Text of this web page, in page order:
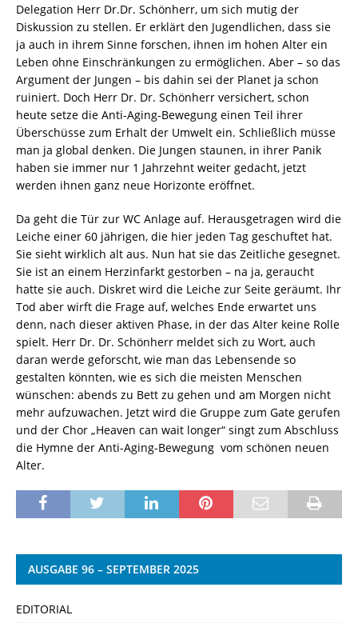
Delegation Herr Dr.Dr. Schönherr, um sich mutig der
Diskussion zu stellen. Er erklärt den Jugendlichen, dass sie
ja auch in ihrem Sinne forschen, ihnen im hohen Alter ein
Leben ohne Einschränkungen zu ermöglichen. Aber – so das
Argument der Jungen – bis dahin sei der Planet ja schon
ruiniert. Doch Herr Dr. Dr. Schönherr versichert, schon
heute setze die Anti-Aging-Bewegung einen Teil ihrer
Überschüsse zum Erhalt der Umwelt ein. Schließlich müsse
man ja global denken. Die Jungen staunen, in ihrer Panik
haben sie immer nur 1 Jahrzehnt weiter gedacht, jetzt
werden ihnen ganz neue Horizonte eröffnet.
Da geht die Tür zur WC Anlage auf. Herausgetragen wird die
Leiche einer 60 jährigen, die hier jeden Tag geschuftet hat.
Sie sieht wirklich alt aus. Nun hat sie das Zeitliche gesegnet.
Sie ist an einem Herzinfarkt gestorben – na ja, geraucht
hatte sie auch. Diskret wird die Leiche zur Seite geräumt. Ihr
Tod aber wirft die Frage auf, welches Ende erwartet uns
denn, nach dieser aktiven Phase, in der das Alter keine Rolle
spielt. Herr Dr. Dr. Schönherr meldet sich zu Wort, auch
daran werde geforscht, wie man das Lebensende so
gestalten könnten, wie es sich die meisten Menschen
wünschen: abends zu Bett zu gehen und am Morgen nicht
mehr aufzuwachen. Jetzt wird die Gruppe zum Gate gerufen
und der Chor „Heaven can wait longer“ singt zum Abschluss
die Hymne der Anti-Aging-Bewegung vom schönen neuen
Alter.
AUSGABE 96 – SEPTEMBER 2025
EDITORIAL